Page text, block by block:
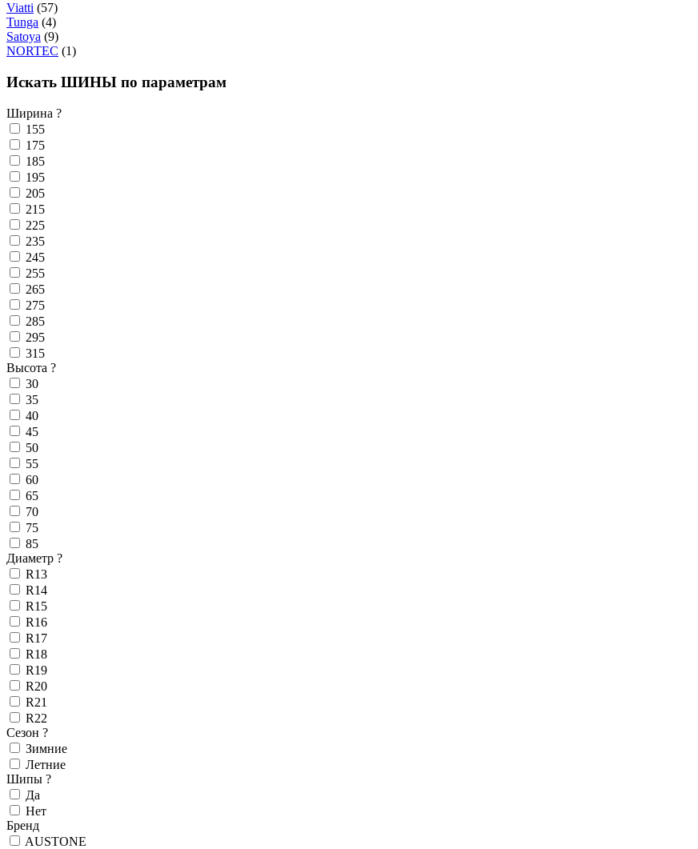
Viatti (57)
Tunga (4)
Satoya (9)
NORTEC (1)
Искать ШИНЫ по параметрам
Ширина ?
155
175
185
195
205
215
225
235
245
255
265
275
285
295
315
Высота ?
30
35
40
45
50
55
60
65
70
75
85
Диаметр ?
R13
R14
R15
R16
R17
R18
R19
R20
R21
R22
Сезон ?
Зимние
Летние
Шипы ?
Да
Нет
Бренд
AUSTONE